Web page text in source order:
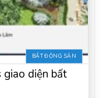
BẤT ĐỘNG SẢN
diện bất